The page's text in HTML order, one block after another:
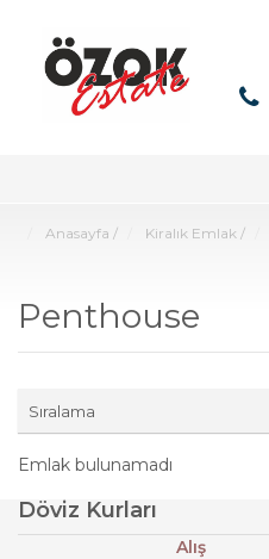
Anasayfa / Kiralık Emlak /
Penthouse
Sıralama
Emlak bulunamadı
Döviz Kurları
Alış